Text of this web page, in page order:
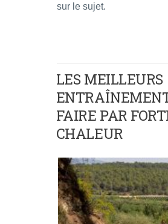
sur le sujet.
LES MEILLEURS
FAIRE PAR
CHALEUR